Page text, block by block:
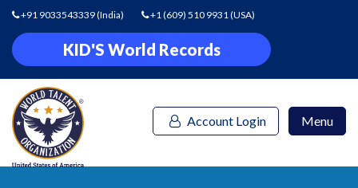
+91 9033543339(India) +1 (609) 510 9931(USA)
KID'S World Records
Account Login Menu